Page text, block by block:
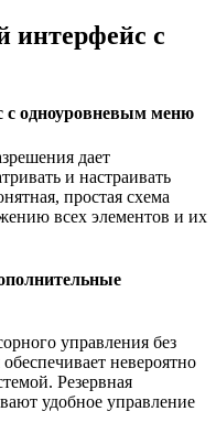
интерфейс с
с одноуровневым меню
дает
и настраивать
простая схема
всех элементов и их
управления без
невероятно
Резервная
удобное управление